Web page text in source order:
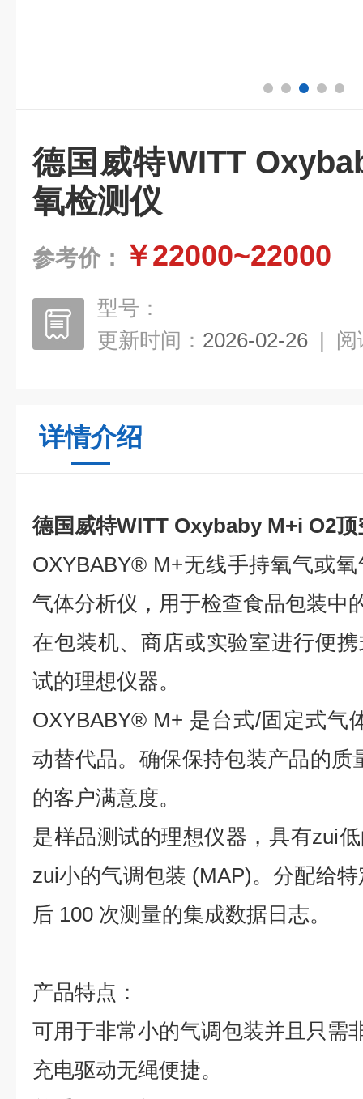
德国威特WITT
氧检测仪
参考价： ￥22000~22000
型号：
更新时间： 2026-02-26 | 阅
详情介绍
德国威特WITT Oxybaby M+i O2顶
OXYBABY® M+无线手持氧气或
气体分析仪，用于检查食品包装中
在包装机、商店或实验室进行便
试的理想仪器。
OXYBABY® M+ 是台式/固定式气
动替代品。确保保持包装产品的质
的客户满意度。
是样品测试的理想仪器，具有zui
zui小的气调包装 (MAP)。分配给
后 100 次测量的集成数据日志。
产品特点：
可用于非常小的气调包装并且只需
充电驱动无绳便捷。